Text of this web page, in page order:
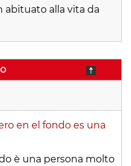
abituato alla vita da
en el fondo es una
è una persona molto